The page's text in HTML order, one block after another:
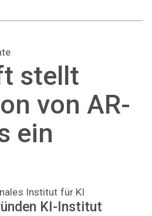
stellt
von AR-
ein
Institut für KI
KI-Institut